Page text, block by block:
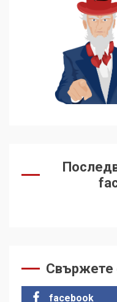
Свържете
facebook